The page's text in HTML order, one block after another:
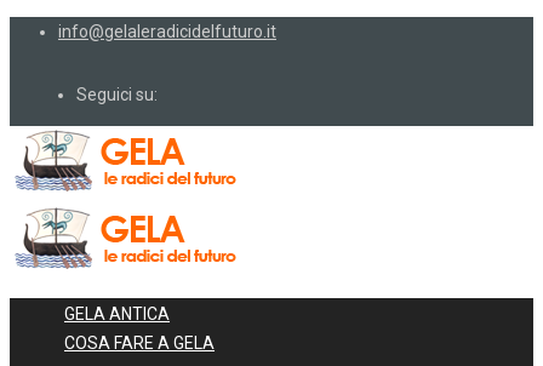
info@gelaleradicidelfuturo.it
Seguici su:
GELA ANTICA
COSA FARE A GELA